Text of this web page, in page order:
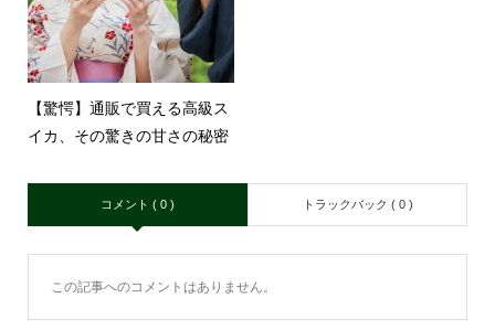
【驚愕】通販で買える高級ス
イカ、その驚きの甘さの秘密
コメント ( 0 ) トラックバック ( 0 )
この記事へのコメントはありません。